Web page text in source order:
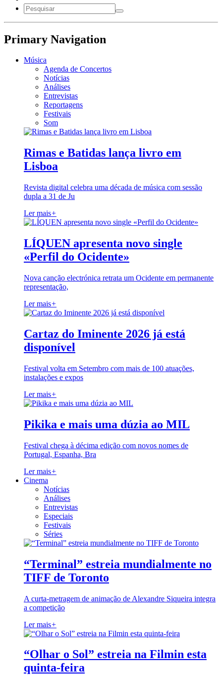
Primary Navigation
Música
Agenda de Concertos
Notícias
Análises
Entrevistas
Reportagens
Festivais
Som
Rimas e Batidas lança livro em
Lisboa
Revista digital celebra uma década de música com sessão
dupla a 31 de Ju
Ler mais+
LÍQUEN apresenta novo single
«Perfil do Ocidente»
Nova canção electrónica retrata um Ocidente em permanente
representação,
Ler mais+
Cartaz do Iminente 2026 já está
disponível
Festival volta em Setembro com mais de 100 atuações,
instalações e expos
Ler mais+
Pikika e mais uma dúzia ao MIL
Festival chega à décima edição com novos nomes de
Portugal, Espanha, Bra
Ler mais+
Cinema
Notícias
Análises
Entrevistas
Especiais
Festivais
Séries
“Terminal” estreia mundialmente no
TIFF de Toronto
A curta-metragem de animação de Alexandre Siqueira integra
a competição
Ler mais+
“Olhar o Sol” estreia na Filmin esta
quinta-feira